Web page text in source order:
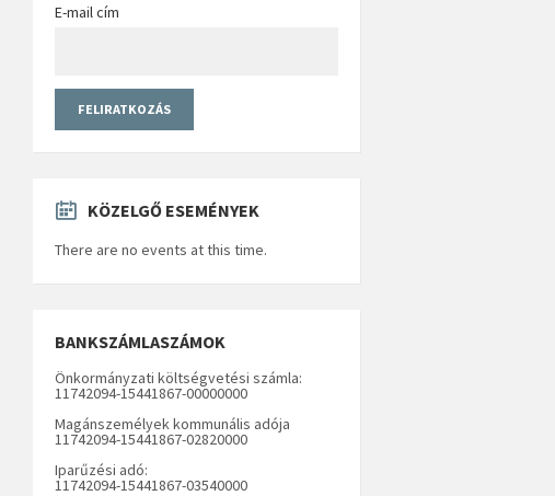
E-mail cím
KÖZELGŐ ESEMÉNYEK
There are no events at this time.
BANKSZÁMLASZÁMOK
Önkormányzati költségvetési számla:
11742094-15441867-00000000
Magánszemélyek kommunális adója
11742094-15441867-02820000
Iparűzési adó:
11742094-15441867-03540000